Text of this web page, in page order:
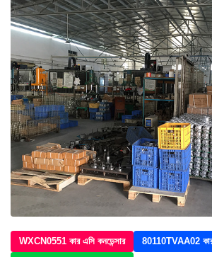
WXCN0551 কার এসি কনডেন্সার
80110TVAA02 কার